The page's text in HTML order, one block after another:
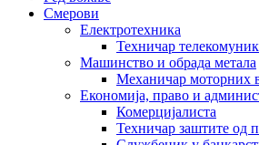
Смерови
Електротехника
Техничар
Машинство и обрада метала
Механичар моторних
Економија, право и
Комерцијалиста
Техничар заштите од